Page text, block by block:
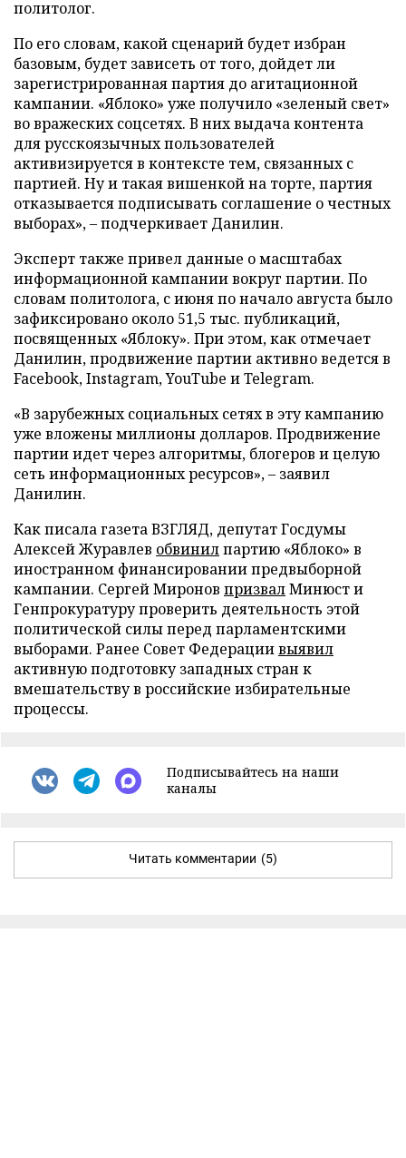
политолог.
По его словам, какой сценарий будет избран
базовым, будет зависеть от того, дойдет ли
зарегистрированная партия до агитационной
кампании. «Яблоко» уже получило «зеленый свет»
во вражеских соцсетях. В них выдача контента
для русскоязычных пользователей
активизируется в контексте тем, связанных с
партией. Ну и такая вишенкой на торте, партия
отказывается подписывать соглашение о честных
выборах», – подчеркивает Данилин.
Эксперт также привел данные о масштабах
информационной кампании вокруг партии. По
словам политолога, с июня по начало августа было
зафиксировано около 51,5 тыс. публикаций,
посвященных «Яблоку». При этом, как отмечает
Данилин, продвижение партии активно ведется в
Facebook, Instagram, YouTube и Telegram.
«В зарубежных социальных сетях в эту кампанию
уже вложены миллионы долларов. Продвижение
партии идет через алгоритмы, блогеров и целую
сеть информационных ресурсов», – заявил
Данилин.
Как писала газета ВЗГЛЯД, депутат Госдумы
Алексей Журавлев обвинилпартию «Яблоко» в
иностранном финансировании предвыборной
кампании. Сергей Миронов призвалМинюст и
Генпрокуратуру проверить деятельность этой
политической силы перед парламентскими
выборами. Ранее Совет Федерациивыявил
активную подготовку западных стран к
вмешательству в российские избирательные
процессы.
Подписывайтесь на наши
каналы
Читать комментарии (5)